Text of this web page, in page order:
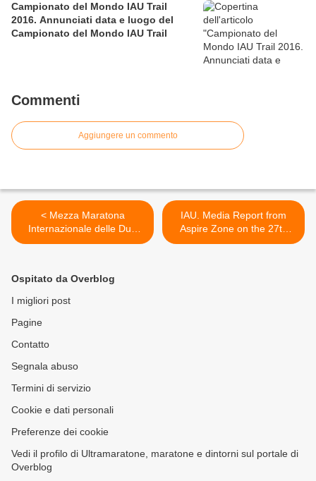
Campionato del Mondo IAU Trail
2016. Annunciati data e luogo del
Campionato del Mondo IAU Trail
Commenti
Aggiungere un commento
< Mezza Maratona
Internazionale delle Due
Perle 2015 (10^ ed.). E'
solidarietà
IAU. Media Report from
Aspire Zone on the 27th
IAU 100 km Championships
Ospitato da Overblog
I migliori post
Pagine
Contatto
Segnala abuso
Termini di servizio
Cookie e dati personali
Preferenze dei cookie
Vedi il profilo di Ultramaratone, maratone e dintorni sul portale di
Overblog